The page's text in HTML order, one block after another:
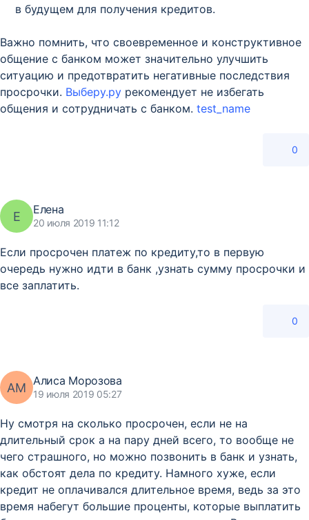
в будущем для получения кредитов.
Важно помнить, что своевременное и конструктивное
общение с банком может значительно улучшить
ситуацию и предотвратить негативные последствия
просрочки. Выберу.ру рекомендует не избегать
общения и сотрудничать с банком. test_name
0
Е Елена
20 июля 2019 11:12
Если просрочен платеж по кредиту,то в первую
очередь нужно идти в банк ,узнать сумму просрочки и
все заплатить.
0
АМ Алиса Морозова
19 июля 2019 05:27
Ну смотря на сколько просрочен, если не на
длительный срок а на пару дней всего, то вообще не
чего страшного, но можно позвонить в банк и узнать,
как обстоят дела по кредиту. Намного хуже, если
кредит не оплачивался длительное время, ведь за это
время набегут большие проценты, которые выплатить